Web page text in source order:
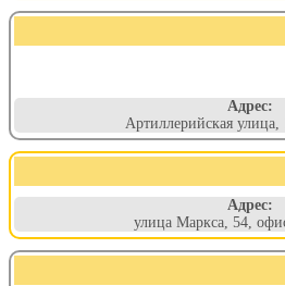
Адрес:
Артиллерийская
Адрес:
улица Маркса, 54,